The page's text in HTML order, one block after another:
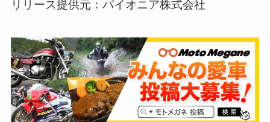
リリース提供元：パイオニア株式会社